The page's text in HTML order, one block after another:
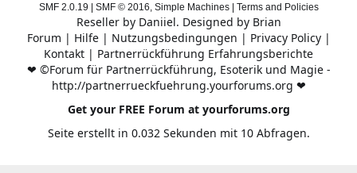
SMF 2.0.19 SMF © 2016, Simple Machines| Terms and Policies
Reseller by Daniiel. Designed by Brian
Forum | Hilfe| Nutzungsbedingungen | Privacy Policy|
Kontakt | Partnerrückführung Erfahrungsberichte
❤ ©Forum für Partnerrückführung, Esoterik und Magie -
http://partnerrueckfuehrung.yourforums.org ❤
Get your FREE Forum at yourforums.org
Seite erstellt in 0.032 Sekunden mit 10 Abfragen.